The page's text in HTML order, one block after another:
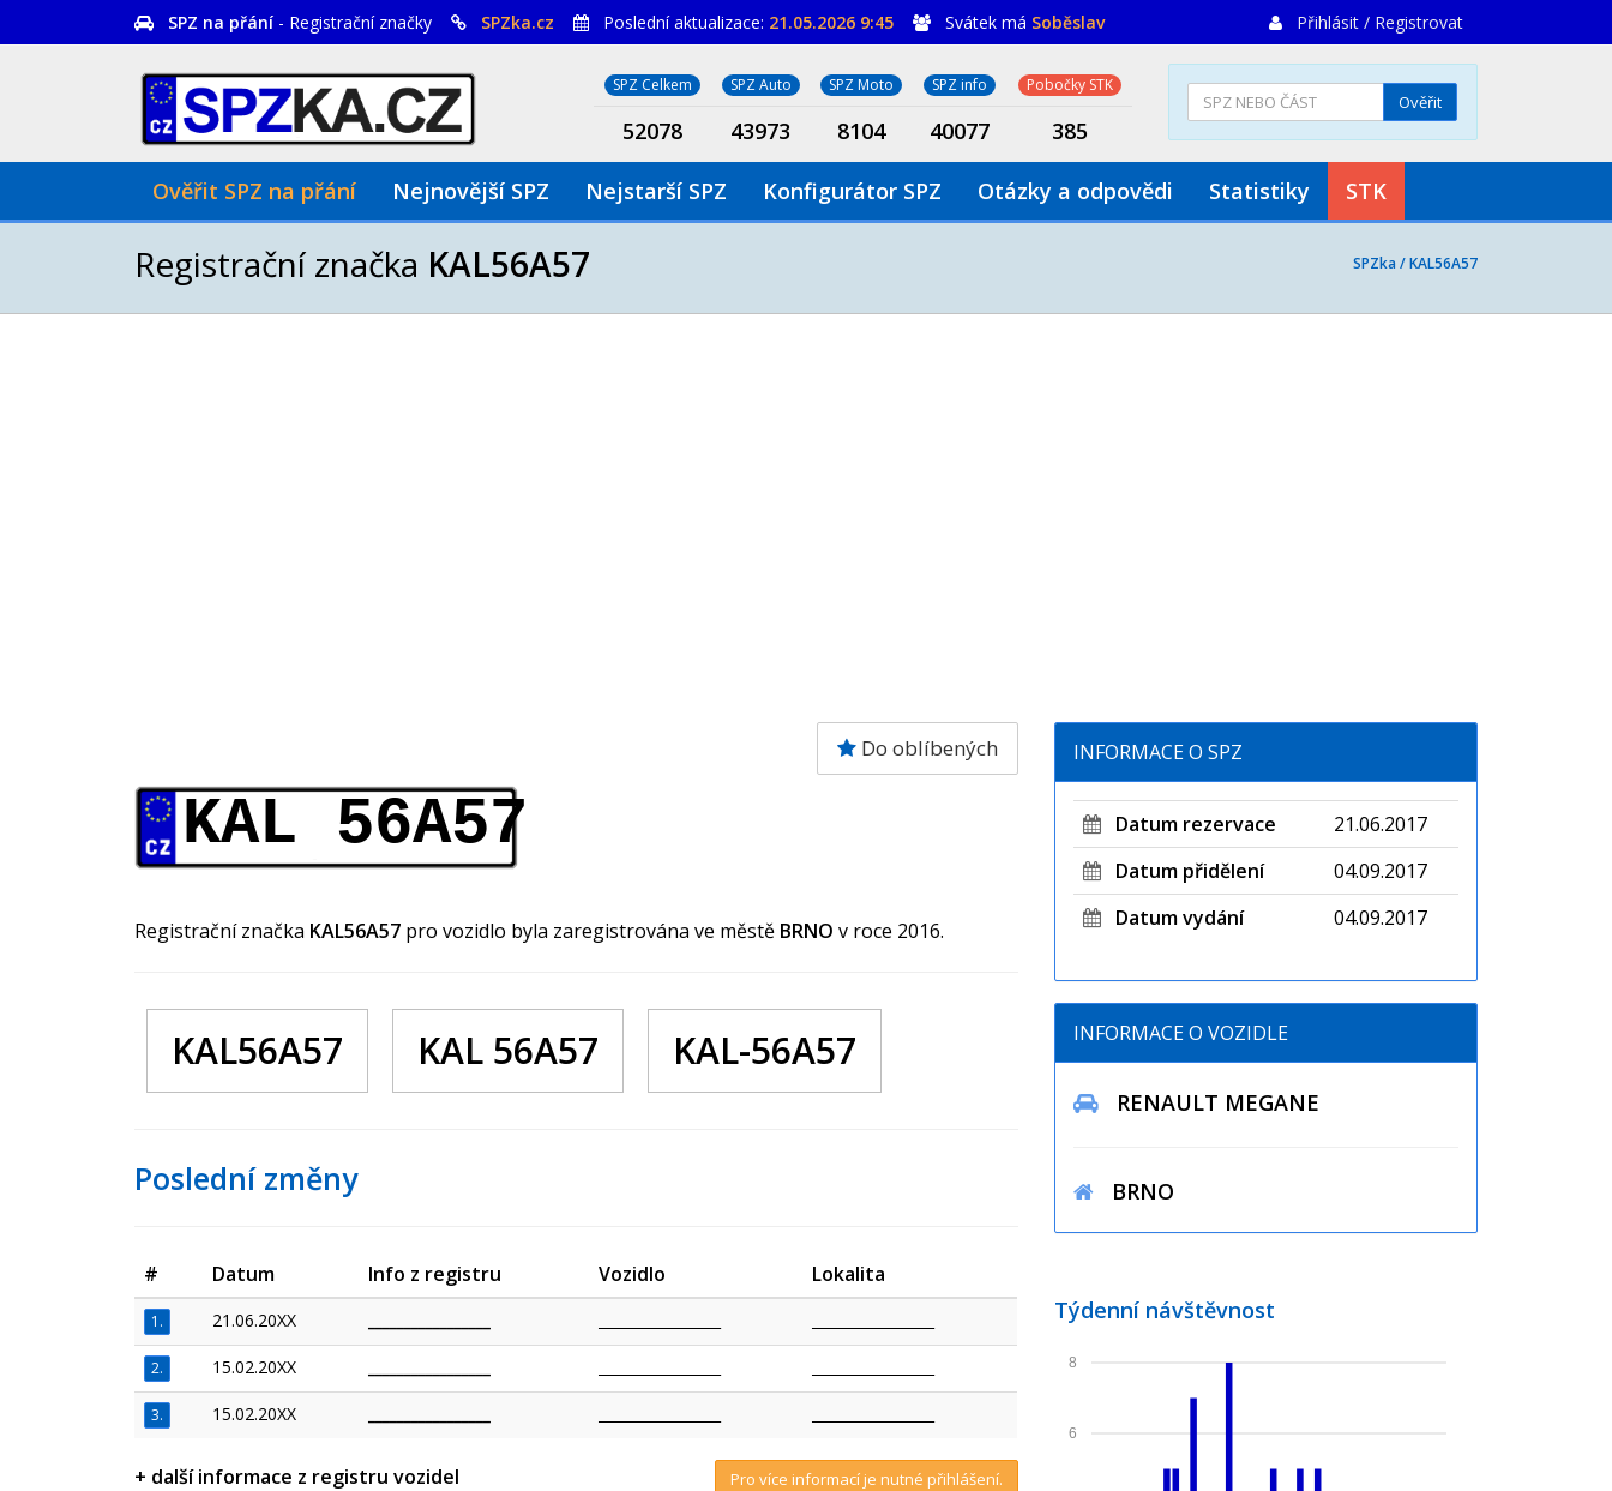
SPZ na přání - Registrační značky SPZka.cz Poslední aktualizace: 21.05.2026 9:45 Svátek má Soběslav Přihlásit / Registrovat
SPZ Celkem SPZ Auto SPZ Moto SPZ info Pobočky STK
52078 43973 8104 40077 385
Ověřit
Ověřit SPZ na přání Nejnovější SPZ Nejstarší SPZ Konfigurátor SPZ Otázky a odpovědi Statistiky STK
Registrační značka KAL56A57 SPZka /KAL56A57
Do oblíbených
KAL 56A57
Registrační značka KAL56A57 pro vozidlo byla zaregistrována ve městě BRNO v roce 2016.
KAL56A57 KAL 56A57 KAL-56A57
Poslední změny
# Datum Info z registru Vozidlo Lokalita
1. 21.06.20XX
2. 15.02.20XX
3. 15.02.20XX
+ další informace z registru vozidel Pro více informací je nutné přihlášení.
INFORMACE O SPZ
Datum rezervace
21.06.2017
Datum přidělení
04.09.2017
Datum vydání
04.09.2017
INFORMACE O VOZIDLE
RENAULT MEGANE
BRNO
Týdenní návštěvnost
6
8